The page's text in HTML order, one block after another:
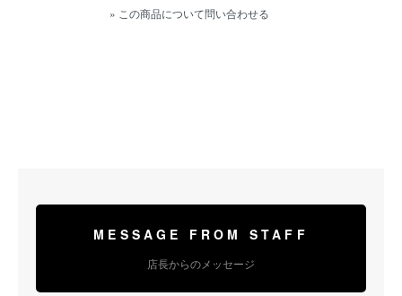
» この商品について問い合わせる
MESSAGE FROM STAFF
店長からのメッセージ